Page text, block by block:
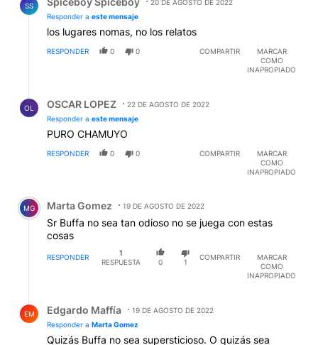
SS
20 DE AGOSTO DE 2022
Responder a este mensaje
los lugares nomas, no los relatos
RESPONDER 0 0 COMPARTIR
MARCAR
COMO
INAPROPIADO
OL OSCAR LOPEZ
22 DE AGOSTO DE 2022
Responder a este mensaje
PURO CHAMUYO
RESPONDER 0 0 COMPARTIR
MARCAR
COMO
INAPROPIADO
Comentario de Marta Gomez.
MG Marta Gomez 19 DE AGOSTO DE 2022
Sr Buffa no sea tan odioso no se juega con estas
cosas
RESPONDER
1
RESPUESTA
0 1
COMPARTIR
MARCAR
COMO
INAPROPIADO
EM Edgardo Maffía
19 DE AGOSTO DE 2022
Responder a Marta Gomez
Quizás Buffa no sea supersticioso. O quizás sea